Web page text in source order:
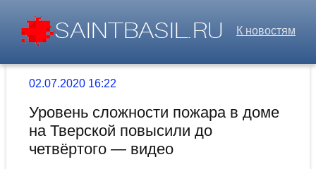
К новостям
02.07.2020 16:22
Уровень сложности пожара в доме
на Тверской повысили до
четвёртого — видео